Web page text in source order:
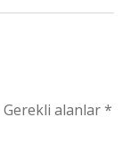
Gerekli alanlar*